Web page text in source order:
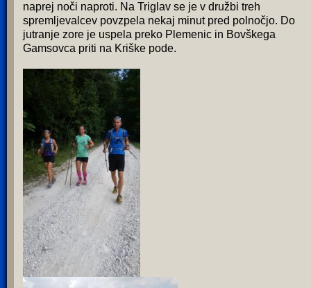
naprej noči naproti. Na Triglav se je v družbi treh
spremljevalcev povzpela nekaj minut pred polnočjo. Do
jutranje zore je uspela preko Plemenic in Bovškega
Gamsovca priti na Kriške pode.